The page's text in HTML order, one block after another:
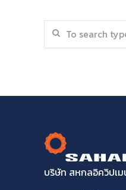
บริษัท สหกลอิควิปเ